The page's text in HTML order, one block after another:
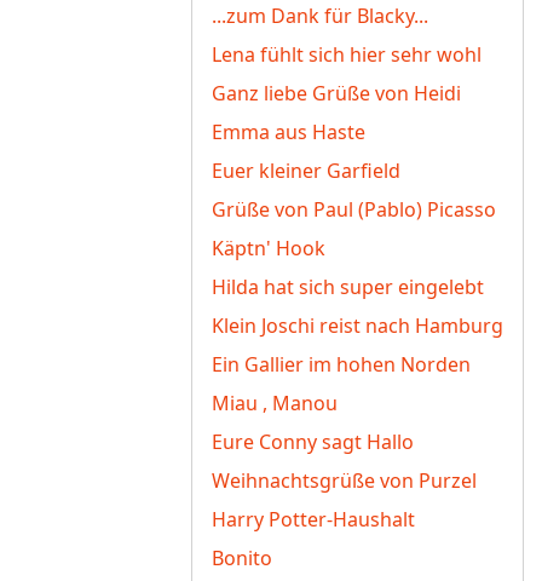
...zum Dank für Blacky...
Lena fühlt sich hier sehr wohl
Ganz liebe Grüße von Heidi
Emma aus Haste
Euer kleiner Garfield
Grüße von Paul (Pablo) Picasso
Käptn' Hook
Hilda hat sich super eingelebt
Klein Joschi reist nach Hamburg
Ein Gallier im hohen Norden
Miau , Manou
Eure Conny sagt Hallo
Weihnachtsgrüße von Purzel
Harry Potter-Haushalt
Bonito